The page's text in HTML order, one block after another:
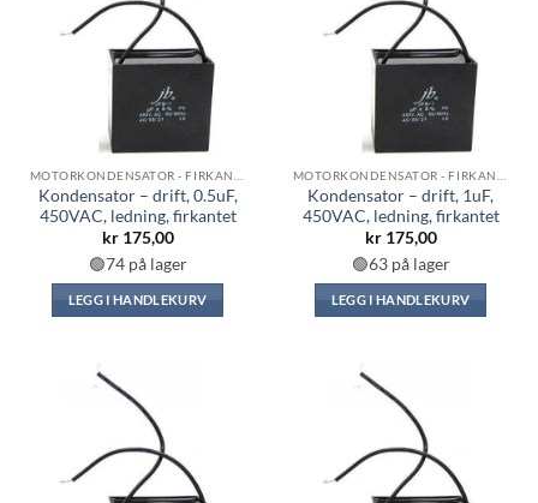
Kondensator – drift, 0.5uF,
450VAC, ledning, firkantet
kr175,00
🟢74 på lager
LEGG I HANDLEKURV
Kondensator – drift, 1uF,
450VAC, ledning, firkantet
kr175,00
🟢63 på lager
LEGG I HANDLEKURV